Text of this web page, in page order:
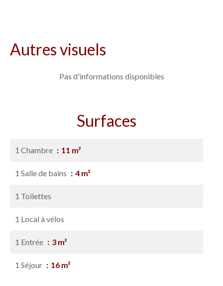
Autres visuels
Pas d'informations disponibles
Surfaces
1 Chambre 11 m²
1 Salle de bains 4 m²
1 Toilettes
1 Local à vélos
1 Entrée 3 m²
1 Séjour 16 m²